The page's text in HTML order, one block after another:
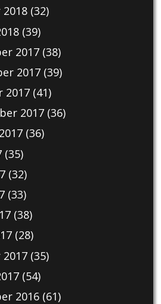
(32)
(39)
2017(38)
2017(39)
2017(41)
2017(36)
(36)
(35)
(32)
(33)
(38)
(28)
(35)
(54)
2016(61)